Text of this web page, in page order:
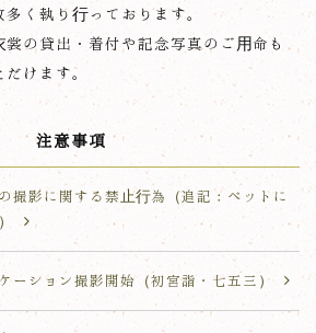
く執り行っております。
の貸出・着付や記念写真のご用命も
けます。
注意事項
撮影に関する禁止行為（追記：ペットに
ーション撮影開始（初宮詣・七五三）